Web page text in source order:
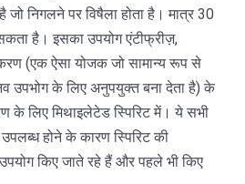
निगलने पर विषैला होता है। मात्र 30
है। इसका उपयोग एंटीफ्रीज़,
(एक ऐसा योजक जो सामान्य रूप से
उपभोग के लिए अनुपयुक्त बना देता है) के
के लिए मिथाइलेटेड स्पिरिट में। ये सभी
होने के कारण स्पिरिट की
उपयोग किए जाते रहे हैं और पहले भी किए